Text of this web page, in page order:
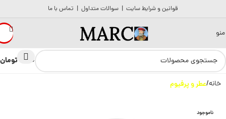
قوانین و شرایط سایت | سوالات متداول | تماس با ما
منو
0 تومان
خانه عطر و پرفیوم
ناموجود